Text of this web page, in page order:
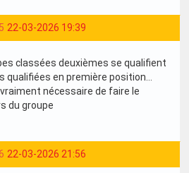
22-03-2026 19:39
classées deuxièmes se qualifient
qualifiées en première position…
nécessaire de faire le
du groupe
22-03-2026 21:56